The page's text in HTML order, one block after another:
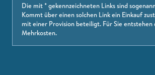
Die mit * gekennzeichneten Links sind
Kommt über einen solchen Link ein Einkauf
mit einer Provision beteiligt. Für Sie entstehen
Mehrkosten.